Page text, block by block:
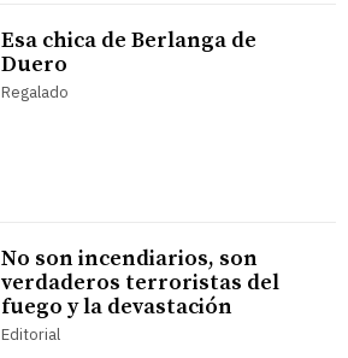
Esa chica de Berlanga de
Duero
Regalado
No son incendiarios, son
verdaderos terroristas del
fuego y la devastación
Editorial